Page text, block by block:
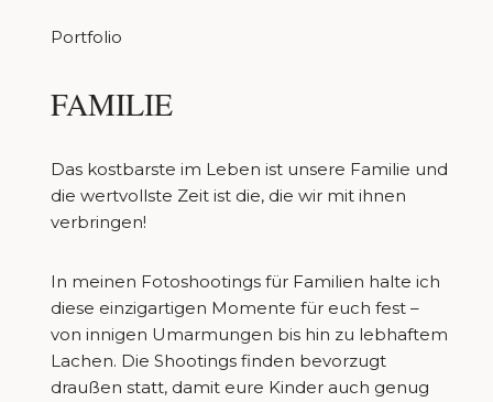
Portfolio
FAMILIE
Das kostbarste im Leben ist unsere Familie und
die wertvollste Zeit ist die, die wir mit ihnen
verbringen!
In meinen Fotoshootings für Familien halte ich
diese einzigartigen Momente für euch fest –
von innigen Umarmungen bis hin zu lebhaftem
Lachen. Die Shootings finden bevorzugt
draußen statt, damit eure Kinder auch genug